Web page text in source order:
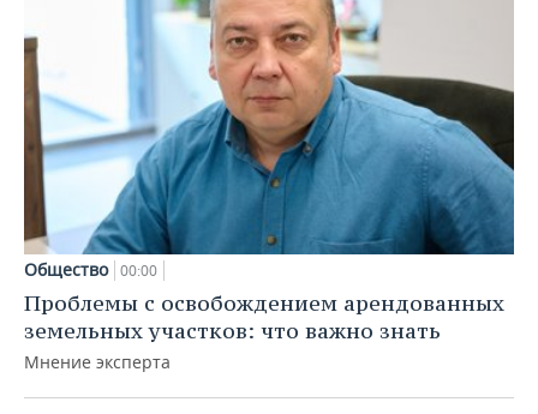
Общество 00:00
Проблемы с освобождением арендованных
земельных участков: что важно знать
Мнение эксперта